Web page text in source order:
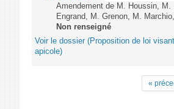
Amendement de M. Houssin,
Engrand, M. Grenon, M.
Non renseigné
Voir le dossier (Proposition de loi
apicole)
«